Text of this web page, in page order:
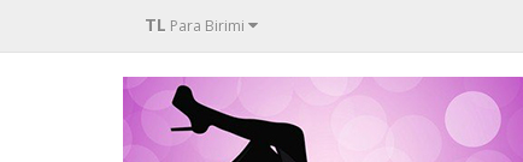
TL Para Birimi